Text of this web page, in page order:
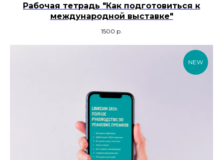
Рабочая тетрадь "Как подготовиться к
международной выставке"
1500 р.
NEW